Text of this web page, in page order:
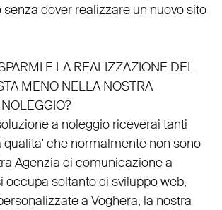
dover realizzare un nuovo sito
E LA REALIZZAZIONE DEL
MENO NELLA NOSTRA
a noleggio riceverai tanti
qualita' che normalmente non sono
Agenzia di comunicazione a
occupa soltanto di sviluppo web,
a Voghera, la nostra